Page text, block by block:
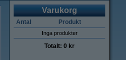
Varukorg
Antal Produkt
Inga produkter
Totalt: 0 kr